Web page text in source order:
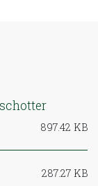
897.42 KB
287.27 KB